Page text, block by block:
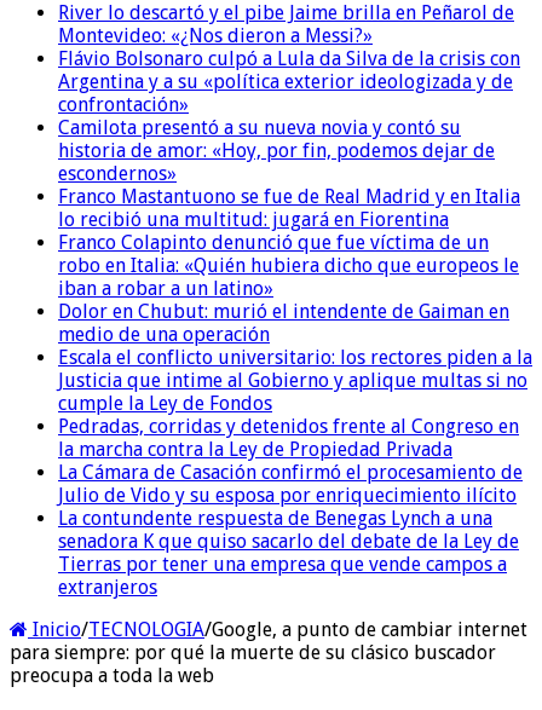
River lo descartó y el pibe Jaime brilla en Peñarol de
Montevideo: «¿Nos dieron a Messi?»
Flávio Bolsonaro culpó a Lula da Silva de la crisis con
Argentina y a su «política exterior ideologizada y de
confrontación»
Camilota presentó a su nueva novia y contó su
historia de amor: «Hoy, por fin, podemos dejar de
escondernos»
Franco Mastantuono se fue de Real Madrid y en Italia
lo recibió una multitud: jugará en Fiorentina
Franco Colapinto denunció que fue víctima de un
robo en Italia: «Quién hubiera dicho que europeos le
iban a robar a un latino»
Dolor en Chubut: murió el intendente de Gaiman en
medio de una operación
Escala el conflicto universitario: los rectores piden a la
Justicia que intime al Gobierno y aplique multas si no
cumple la Ley de Fondos
Pedradas, corridas y detenidos frente al Congreso en
la marcha contra la Ley de Propiedad Privada
La Cámara de Casación confirmó el procesamiento de
Julio de Vido y su esposa por enriquecimiento ilícito
La contundente respuesta de Benegas Lynch a una
senadora K que quiso sacarlo del debate de la Ley de
Tierras por tener una empresa que vende campos a
extranjeros
Inicio/TECNOLOGIA/Google, a punto de cambiar internet
para siempre: por qué la muerte de su clásico buscador
preocupa a toda la web